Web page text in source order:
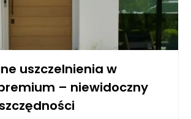
uszczelnienia w
– niewidoczny